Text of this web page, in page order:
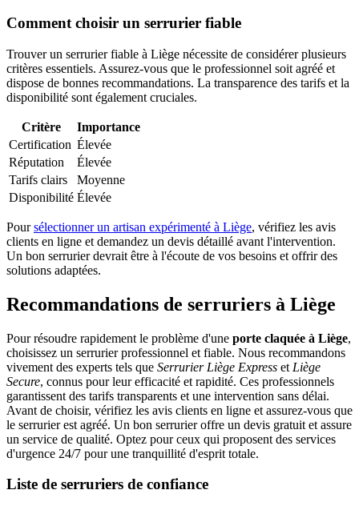
Comment choisir un serrurier fiable
Trouver un serrurier fiable à Liège nécessite de considérer plusieurs
critères essentiels. Assurez-vous que le professionnel soit agréé et
dispose de bonnes recommandations. La transparence des tarifs et la
disponibilité sont également cruciales.
Critère
Importance
Certification Élevée
Réputation
Élevée
Tarifs clairs
Moyenne
Disponibilité Élevée
Poursélectionner un artisan expérimenté à Liège, vérifiez les avis
clients en ligne et demandez un devis détaillé avant l'intervention.
Un bon serrurier devrait être à l'écoute de vos besoins et offrir des
solutions adaptées.
Recommandations de serruriers à Liège
Pour résoudre rapidement le problème d'une porte claquée à Liège,
choisissez un serrurier professionnel et fiable. Nous recommandons
vivement des experts tels que Serrurier Liège Express et Liège
Secure, connus pour leur efficacité et rapidité. Ces professionnels
garantissent des tarifs transparents et une intervention sans délai.
Avant de choisir, vérifiez les avis clients en ligne et assurez-vous que
le serrurier est agréé. Un bon serrurier offre un devis gratuit et assure
un service de qualité. Optez pour ceux qui proposent des services
d'urgence 24/7 pour une tranquillité d'esprit totale.
Liste de serruriers de confiance